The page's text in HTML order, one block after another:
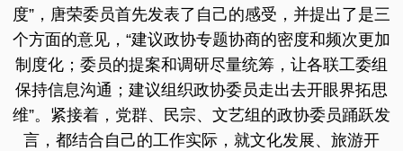
度”，唐荣委员首先发表了自己的感受，并提出了是三
个方面的意见，“建议政协专题协商的密度和频次更加
制度化；委员的提案和调研尽量统筹，让各联工委组
保持信息沟通；建议组织政协委员走出去开眼界拓思
维”。紧接着，党群、民宗、文艺组的政协委员踊跃发
言，都结合自己的工作实际，就文化发展、旅游开